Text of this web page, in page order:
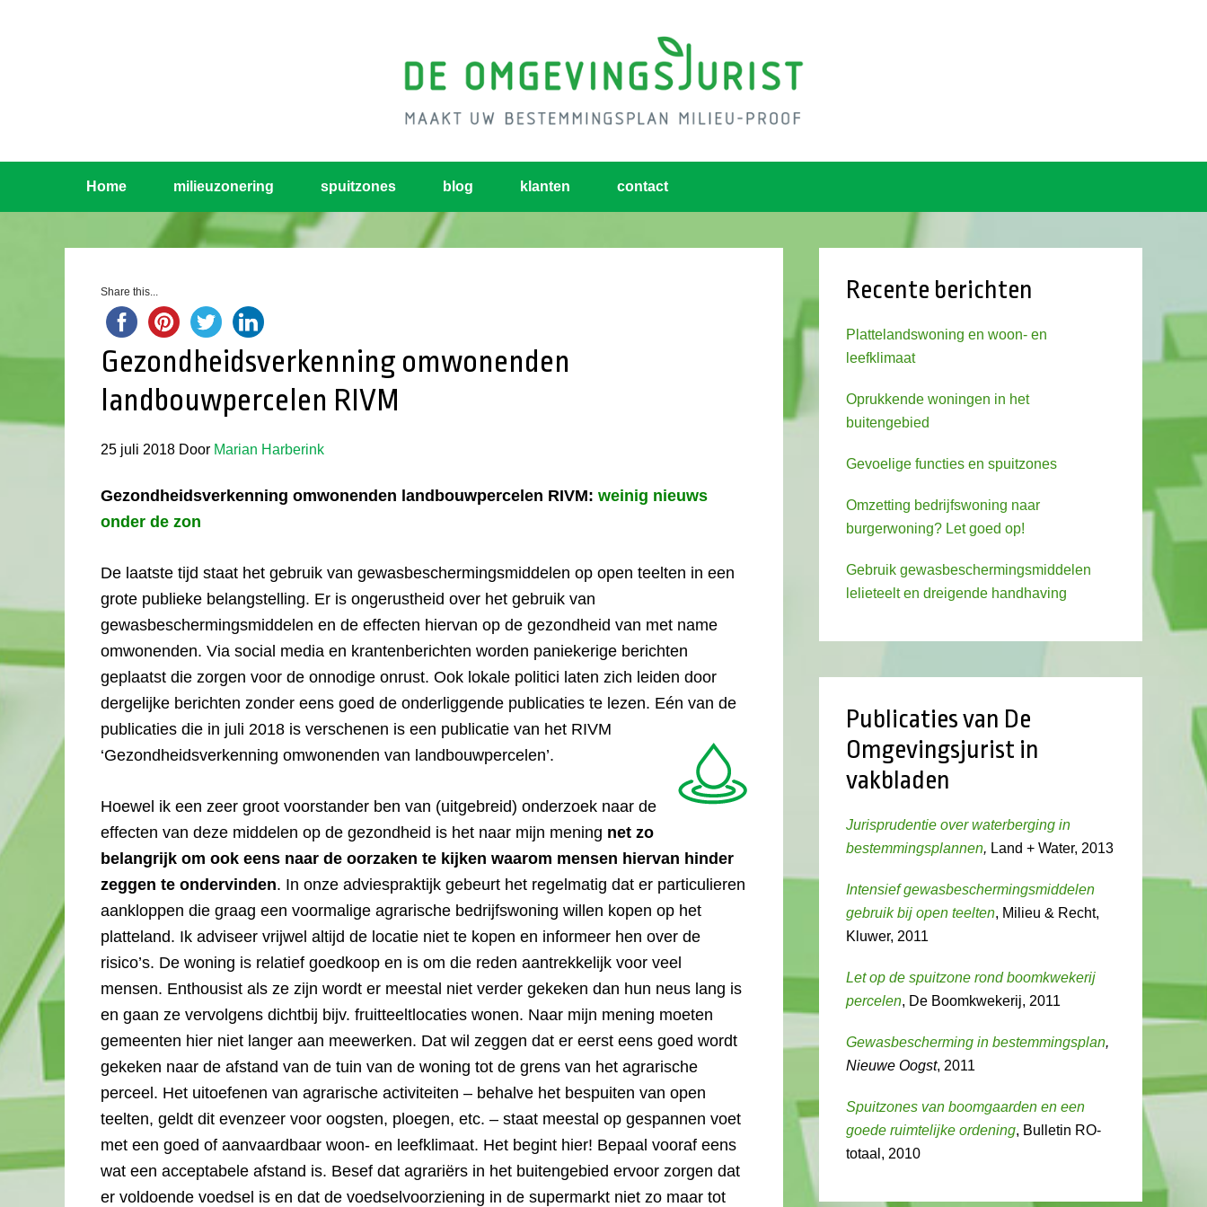
Home milieuzonering spuitzones blog klanten contact
Share this...
Gezondheidsverkenning omwonenden
landbouwpercelen RIVM
25 juli 2018 Door Marian Harberink
Gezondheidsverkenning omwonenden landbouwpercelen RIVM: weinig nieuws
onder de zon
De laatste tijd staat het gebruik van gewasbeschermingsmiddelen op open teelten in een
grote publieke belangstelling. Er is ongerustheid over het gebruik van
gewasbeschermingsmiddelen en de effecten hiervan op de gezondheid van met name
omwonenden. Via social media en krantenberichten worden paniekerige berichten
geplaatst die zorgen voor de onnodige onrust. Ook lokale politici laten zich leiden door
dergelijke berichten zonder eens goed de onderliggende publicaties te lezen. Eén van de
publicaties die in juli 2018 is verschenen is een publicatie van het RIVM
‘Gezondheidsverkenning omwonenden van landbouwpercelen’.
Hoewel ik een zeer groot voorstander ben van (uitgebreid) onderzoek naar de
effecten van deze middelen op de gezondheid is het naar mijn mening net zo
belangrijk om ook eens naar de oorzaken te kijken waarom mensen hiervan hinder
zeggen te ondervinden. In onze adviespraktijk gebeurt het regelmatig dat er particulieren
aankloppen die graag een voormalige agrarische bedrijfswoning willen kopen op het
platteland. Ik adviseer vrijwel altijd de locatie niet te kopen en informeer hen over de
risico’s. De woning is relatief goedkoop en is om die reden aantrekkelijk voor veel
mensen. Enthousist als ze zijn wordt er meestal niet verder gekeken dan hun neus lang is
en gaan ze vervolgens dichtbij bijv. fruitteeltlocaties wonen. Naar mijn mening moeten
gemeenten hier niet langer aan meewerken. Dat wil zeggen dat er eerst eens goed wordt
gekeken naar de afstand van de tuin van de woning tot de grens van het agrarische
perceel. Het uitoefenen van agrarische activiteiten – behalve het bespuiten van open
teelten, geldt dit evenzeer voor oogsten, ploegen, etc. – staat meestal op gespannen voet
met een goed of aanvaardbaar woon- en leefklimaat. Het begint hier! Bepaal vooraf eens
wat een acceptabele afstand is. Besef dat agrariërs in het buitengebied ervoor zorgen dat
er voldoende voedsel is en dat de voedselvoorziening in de supermarkt niet zo maar tot
Recente berichten
Plattelandswoning en woon- en
leefklimaat
Oprukkende woningen in het
buitengebied
Gevoelige functies en spuitzones
Omzetting bedrijfswoning naar
burgerwoning? Let goed op!
Gebruik gewasbeschermingsmiddelen
lelieteelt en dreigende handhaving
Publicaties van De
Omgevingsjurist in
vakbladen
Jurisprudentie over waterberging in
bestemmingsplannen, Land + Water, 2013
Intensief gewasbeschermingsmiddelen
gebruik bij open teelten, Milieu & Recht,
Kluwer, 2011
Let op de spuitzone rond boomkwekerij
percelen, De Boomkwekerij, 2011
Gewasbescherming in bestemmingsplan,
Nieuwe Oogst, 2011
Spuitzones van boomgaarden en een
goede ruimtelijke ordening, Bulletin RO-
totaal, 2010